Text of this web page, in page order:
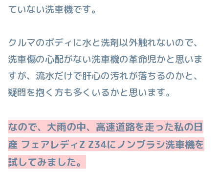
ていない洗車機です。
クルマのボディに水と洗剤以外触れないので、
洗車傷の心配がない洗車機の革命児かと思いま
すが、流水だけで肝心の汚れが落ちるのかと、
疑問を抱く方も多くいるかと思います。
なので、大雨の中、高速道路を走った私の日
産 フェアレディZ Z34にノンブラシ洗車機を
試してみました。